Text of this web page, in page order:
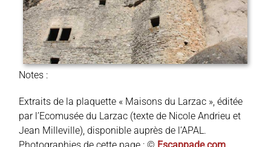
Notes :
Extraits de la plaquette « Maisons du Larzac », éditée
par l’Ecomusée du Larzac (texte de Nicole Andrieu et
Jean Milleville), disponible auprès de l’APAL.